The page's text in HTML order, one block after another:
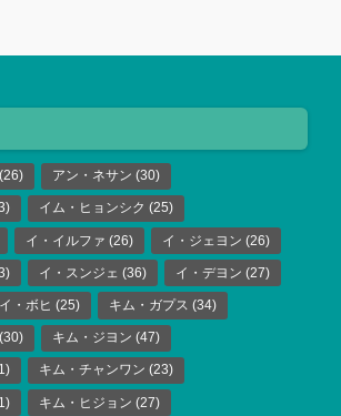
(26) アン・ネサン (30)
イム・ヒョンシク (25)
イ・イルファ (26) イ・ジェヨン (26)
イ・スンジェ (36) イ・デヨン (27)
イ・ボヒ (25) キム・ガプス (34)
(30) キム・ジヨン (47)
キム・チャンワン (23)
キム・ヒジョン (27)